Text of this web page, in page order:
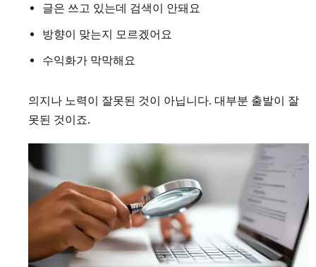
글은 쓰고 있는데 검색이 안돼요
방향이 맞는지 모르겠어요
수익화가 막막해요
의지나 노력이 잘못된 것이 아닙니다. 대부분 출발이 잘
못된 것이죠.